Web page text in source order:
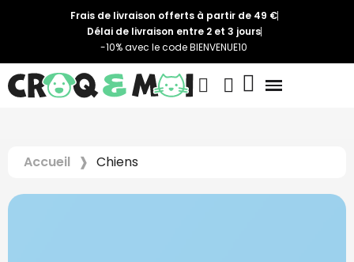
Frais de livraison offerts à partir de 49 €
Délai de livraison entre 2 et 3 jours
-10% avec le code BIENVENUE10
Accueil Chiens